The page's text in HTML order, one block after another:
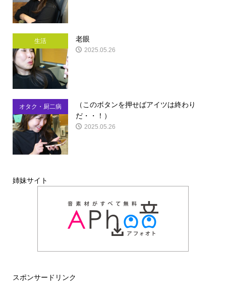
生活 老眼
2025.05.26
オタク・厨二病
（このボタンを押せばアイツは終わり
だ・・！）
2025.05.26
姉妹サイト
スポンサードリンク